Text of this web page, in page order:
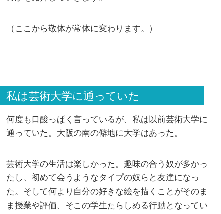
（ここから敬体が常体に変わります。）
私は芸術大学に通っていた
何度も口酸っぱく言っているが、私は以前芸術大学に
通っていた。大阪の南の僻地に大学はあった。
芸術大学の生活は楽しかった。趣味の合う奴が多かっ
たし、初めて会うようなタイプの奴らと友達になっ
た。そして何より自分の好きな絵を描くことがそのま
ま授業や評価、そこの学生たらしめる行動となってい